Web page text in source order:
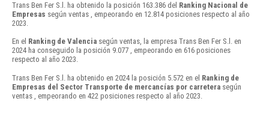
Trans Ben Fer S.l. ha obtenido la posición 163.386 del Ranking Nacional de
Empresas según ventas , empeorando en 12.814 posiciones respecto al año
2023.
En el Ranking de Valencia según ventas, la empresa Trans Ben Fer S.l. en
2024 ha conseguido la posición 9.077 , empeorando en 616 posiciones
respecto al año 2023.
Trans Ben Fer S.l. ha obtenido en 2024 la posición 5.572 en el Ranking de
Empresas del Sector Transporte de mercancías por carretera según
ventas , empeorando en 422 posiciones respecto al año 2023.